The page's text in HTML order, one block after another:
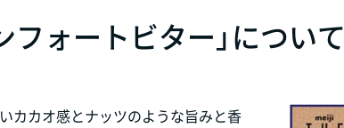
フォートビター」について
カカオ感とナッツのような旨みと香